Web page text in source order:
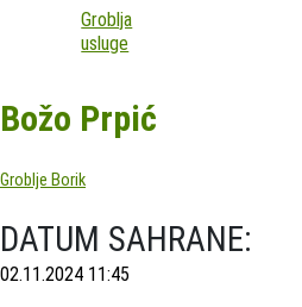
Groblja
usluge
Božo Prpić
Groblje Borik
DATUM SAHRANE:
02.11.2024 11:45